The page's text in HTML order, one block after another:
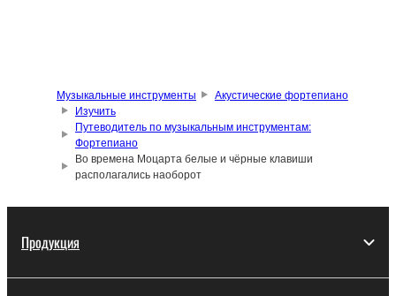
Музыкальные инструменты
Акустические фортепиано
Изучить
Путеводитель по музыкальным инструментам:
Фортепиано
Во времена Моцарта белые и чёрные клавиши
располагались наоборот
Продукция